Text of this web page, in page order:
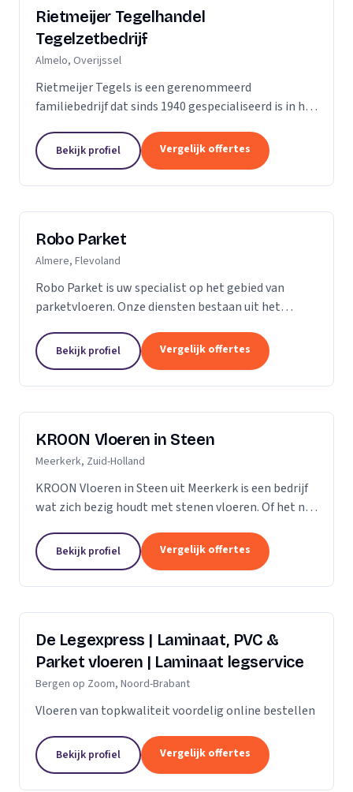
Rietmeijer Tegelhandel
Tegelzetbedrijf
Almelo, Overijssel
Rietmeijer Tegels is een gerenommeerd
familiebedrijf dat sinds 1940 gespecialiseerd is in het
Met een rijke geschiedenis en een passie voor...
Bekijk profiel Vergelijk offertes
Robo Parket
Almere, Flevoland
Robo Parket is uw specialist op het gebied van
parketvloeren. Onze diensten bestaan uit het
parketvloeren. Voor ons is elke parketvloer uniek en
verdient daarom...
Bekijk profiel Vergelijk offertes
KROON Vloeren in Steen
Meerkerk, Zuid-Holland
KROON Vloeren in Steen uit Meerkerk is een bedrijf
wat zich bezig houdt met stenen vloeren. Of het nu
tegelzetters, vloerverwarming, onderhoud,...
Bekijk profiel Vergelijk offertes
De Legexpress | Laminaat, PVC &
Parket vloeren | Laminaat legservice
Bergen op Zoom, Noord-Brabant
Vloeren van topkwaliteit voordelig online bestellen
Bekijk profiel Vergelijk offertes